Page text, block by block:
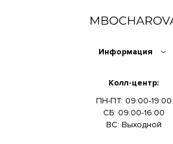
Информация
Колл-центр:
ПН-ПТ: 09:00-19:00
СБ: 09:00-16:00
ВС: Выходной